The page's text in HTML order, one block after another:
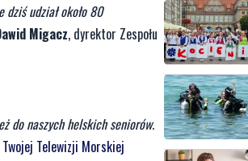
udział około 80
Migacz, dyrektor Zespołu
do naszych helskich seniorów.
Twojej Telewizji Morskiej